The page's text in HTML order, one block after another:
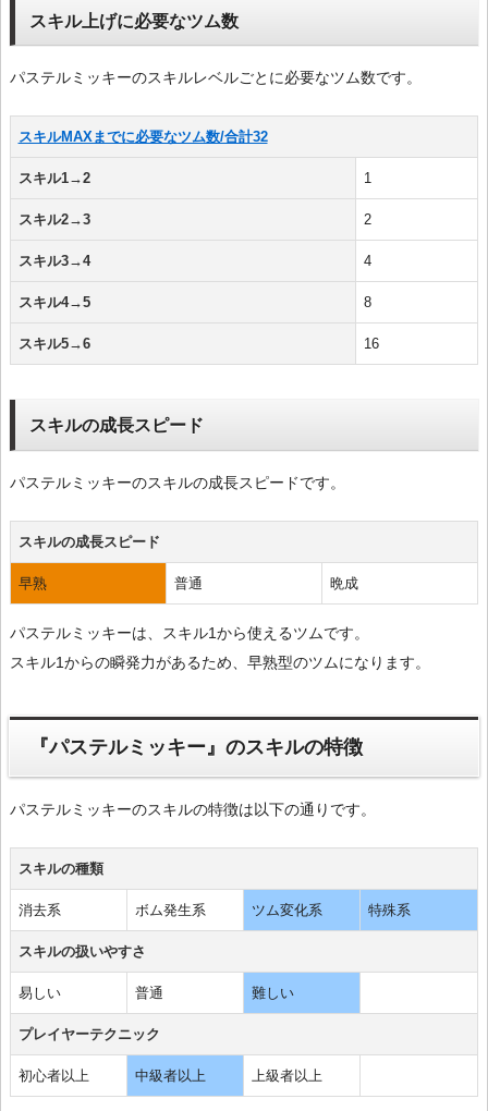
スキル上げに必要なツム数
パステルミッキーのスキルレベルごとに必要なツム数です。
スキルMAXまでに必要なツム数/合計32
スキル1→2 1
スキル2→3 2
スキル3→4 4
スキル4→5 8
スキル5→6 16
スキルの成長スピード
パステルミッキーのスキルの成長スピードです。
スキルの成長スピード
早熟 普通 晩成
パステルミッキーは、スキル1から使えるツムです。
スキル1からの瞬発力があるため、早熟型のツムになります。
『パステルミッキー』のスキルの特徴
パステルミッキーのスキルの特徴は以下の通りです。
スキルの種類
消去系 ボム発生系 ツム変化系 特殊系
スキルの扱いやすさ
易しい 普通 難しい
プレイヤーテクニック
初心者以上 中級者以上 上級者以上